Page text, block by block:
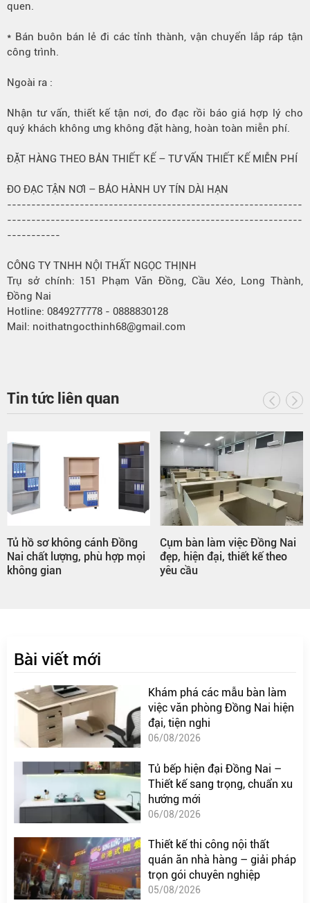
quen.
* Bán buôn bán lẻ đi các tỉnh thành, vận chuyển lắp ráp tận
công trình.
Ngoài ra :
Nhận tư vấn, thiết kế tận nơi, đo đạc rồi báo giá hợp lý cho
quý khách không ưng không đặt hàng, hoàn toàn miễn phí.
ĐẶT HÀNG THEO BẢN THIẾT KẾ – TƯ VẤN THIẾT KẾ MIỄN PHÍ
ĐO ĐẠC TẬN NƠI – BẢO HÀNH UY TÍN DÀI HẠN
-------------------------------------------------------------
-------------------------------------------------------------
-----------
CÔNG TY TNHH NỘI THẤT NGỌC THỊNH
Trụ sở chính: 151 Phạm Văn Đồng, Cầu Xéo, Long Thành,
Đồng Nai
Hotline: 0849277778 - 0888830128
Mail: noithatngocthinh68@gmail.com
Tin tức liên quan
Tủ hồ sơ không cánh Đồng
Nai chất lượng, phù hợp mọi
không gian
Cụm bàn làm việc Đồng Nai
đẹp, hiện đại, thiết kế theo
yêu cầu
Bài viết mới
Khám phá các mẫu bàn làm
việc văn phòng Đồng Nai hiện
đại, tiện nghi
06/08/2026
Tủ bếp hiện đại Đồng Nai –
Thiết kế sang trọng, chuẩn xu
hướng mới
06/08/2026
Thiết kế thi công nội thất
quán ăn nhà hàng – giải pháp
trọn gói chuyên nghiệp
05/08/2026